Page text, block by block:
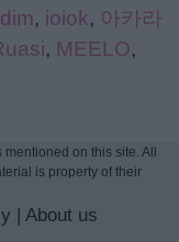
, ioiok, 아카라
, MEELO,
on this site. All
is property of their
| About us